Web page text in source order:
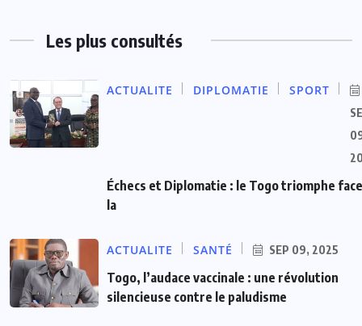
Les plus consultés
ACTUALITE DIPLOMATIE SPORT
Échecs et Diplomatie : le Togo triomphe
la
ACTUALITE SANTÉ SEP 09, 2025
Togo, l’audace vaccinale : une révolution
silencieuse contre le paludisme